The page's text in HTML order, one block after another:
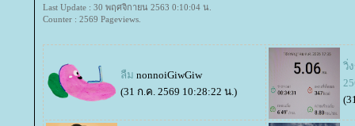
Last Update : 30 พฤศจิกายน 2563 0:10:04 น.
Counter : 2569 Pageviews.
ลืม nonnoiGiwGiw
(31 ก.ค. 2569 10:28:22 น.)
วิ่